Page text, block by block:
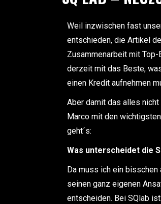
Weil inzwischen fast
entschieden, die Artikel
Zusammenarbeit mit
derzeit mit das Beste,
einen Kredit aufnehmen
Aber damit das alles
Marco mit den
geht´s:
Was unterscheidet die
Da muss ich ein
seinen ganz eigenen
entscheiden. Bei SQlab